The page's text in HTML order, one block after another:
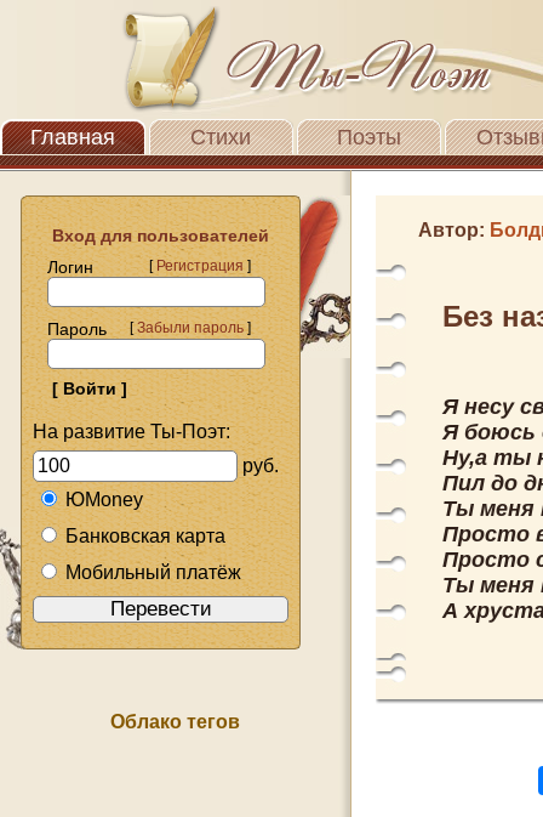
Главная Стихи Поэты
Вход для пользователей
Логин
[Регистрация]
Пароль [Забыли пароль]
На развитие Ты-Поэт:
руб.
ЮMoney
Банковская карта
Мобильный платёж
Облако тегов
Автор:
Без
Я несу
Я боюсь
Ну,а ты
Пил до
Ты меня
Просто
Просто
Ты меня
А